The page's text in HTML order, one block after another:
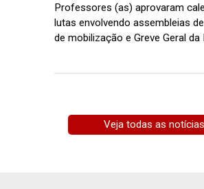
Professores (as) aprovaram
lutas envolvendo assembleias
de mobilização e Greve Geral da
Veja todas as notícias